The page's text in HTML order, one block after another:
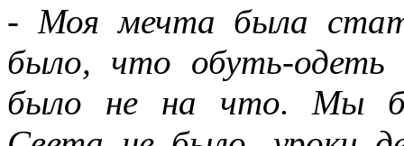
- Моя мечта была
было, что обуть-
было не на что. Мы